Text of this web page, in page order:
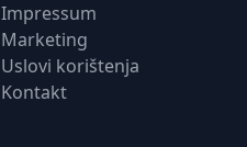
Impressum
Marketing
Uslovi korištenja
Kontakt